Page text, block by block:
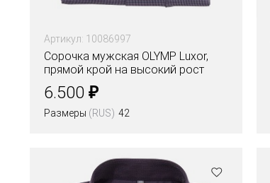
Артикул: 10086997
Сорочка мужская OLYMP Luxor,
прямой крой на высокий рост
6.500 ₽
Размеры (RUS) 42